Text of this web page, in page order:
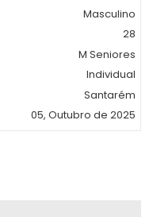
Masculino
28
M Seniores
Individual
Santarém
05, Outubro de 2025